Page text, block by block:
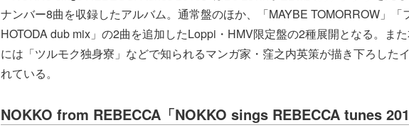
ナンバー8曲を収録したアルバム。通常盤のほか、「MAYBE TOMORROW」「
HOTODA dub mix」の2曲を追加したLoppi・HMV限定盤の2種展開となる。ま
には「ツルモク独身寮」などで知られるマンガ家・窪之内英策が描き下ろした
れている。
NOKKO from REBECCA「NOKKO sings REBECCA tunes